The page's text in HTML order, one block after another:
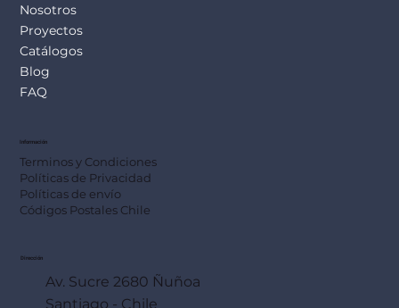
Nosotros
Proyectos
Catálogos
Blog
FAQ
Información
Terminos y Condiciones
Políticas de Privacidad
Políticas de envío
Códigos Postales Chile
Dirección
Av. Sucre 2680 Ñuñoa
Santiago - Chile